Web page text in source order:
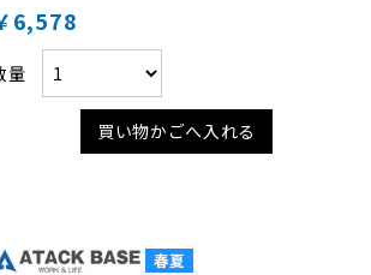
6,578
量
買い物かごへ入れる